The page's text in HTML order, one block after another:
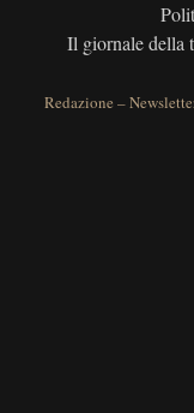
Il giornale della
Redazione –